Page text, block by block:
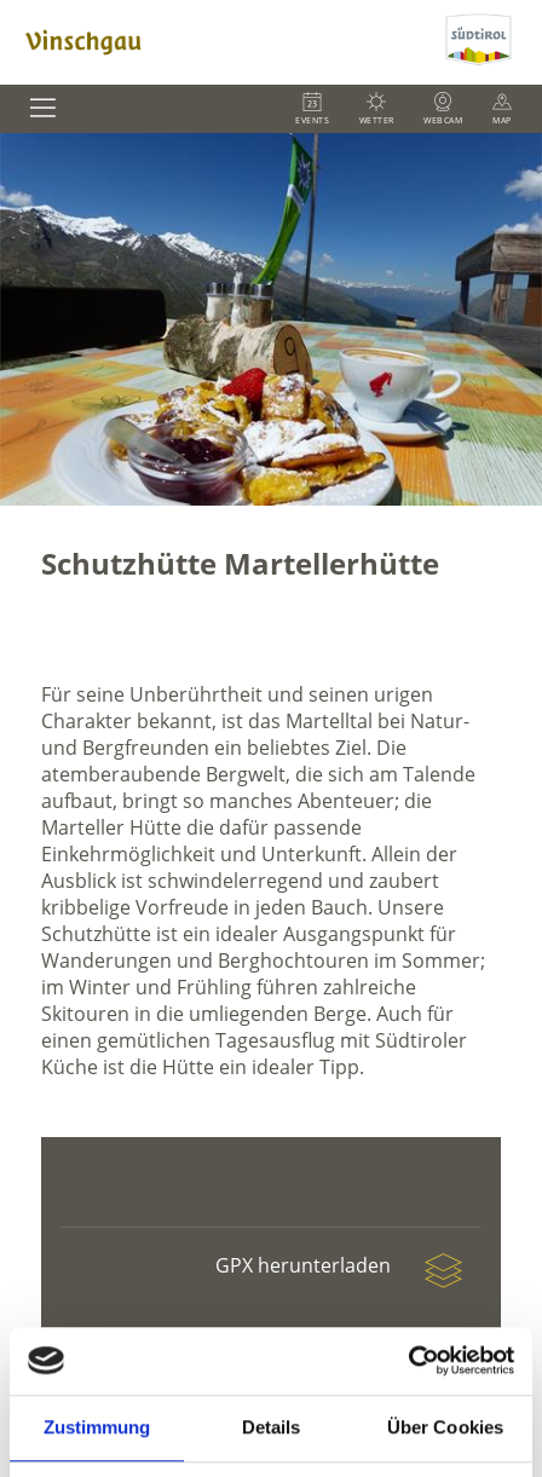
Zustimmung Details Über Cookies
EVENTS WETTER WEBCAM MAP
Schutzhütte Martellerhütte
Für seine Unberührtheit und seinen urigen
Charakter bekannt, ist das Martelltal bei Natur-
und Bergfreunden ein beliebtes Ziel. Die
atemberaubende Bergwelt, die sich am Talende
aufbaut, bringt so manches Abenteuer; die
Marteller Hütte die dafür passende
Einkehrmöglichkeit und Unterkunft. Allein der
Ausblick ist schwindelerregend und zaubert
kribbelige Vorfreude in jeden Bauch. Unsere
Schutzhütte ist ein idealer Ausgangspunkt für
Wanderungen und Berghochtouren im Sommer;
im Winter und Frühling führen zahlreiche
Skitouren in die umliegenden Berge. Auch für
einen gemütlichen Tagesausflug mit Südtiroler
Küche ist die Hütte ein idealer Tipp.
GPX herunterladen